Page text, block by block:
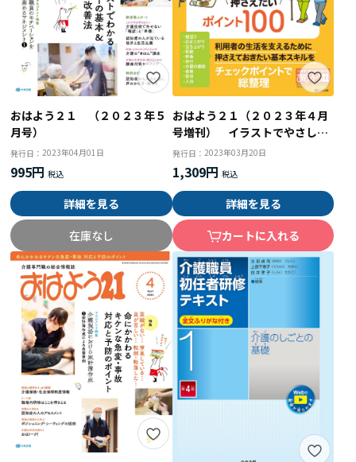
おはよう２１ （２０２３年５
月号）
発行日：2023年04月01日
995円
詳細を見る
在庫なし
おはよう２１（２０２３年４月
号増刊） イラストでやさしく
理解する介護技術のキホン こ
れだけは押さえたいポイント１
００
発行日： 2023年03月20日
1,309円
詳細を見る
カートに入れる